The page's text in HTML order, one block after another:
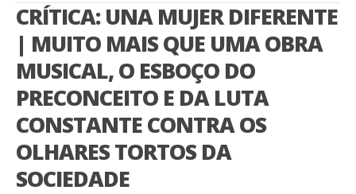
CRÍTICA: UNA MUJER DIFERENTE
| MUITO MAIS QUE UMA OBRA
MUSICAL, O ESBOÇO DO
PRECONCEITO E DA LUTA
CONSTANTE CONTRA OS
OLHARES TORTOS DA
SOCIEDADE